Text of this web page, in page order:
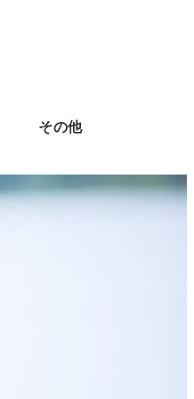
その他